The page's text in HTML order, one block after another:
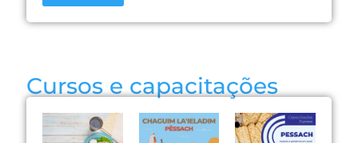
Cursos e capacitações